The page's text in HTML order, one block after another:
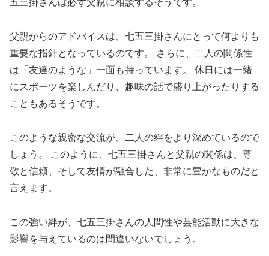
五三掛さんは必ず父親に相談するそうです。
父親からのアドバイスは、七五三掛さんにとって何よりも
重要な指針となっているのです。 さらに、二人の関係性
は「友達のような」一面も持っています。 休日には一緒
にスポーツを楽しんだり、趣味の話で盛り上がったりする
こともあるそうです。
このような親密な交流が、二人の絆をより深めているので
しょう。 このように、七五三掛さんと父親の関係は、尊
敬と信頼、そして友情が融合した、非常に豊かなものだと
言えます。
この強い絆が、七五三掛さんの人間性や芸能活動に大きな
影響を与えているのは間違いないでしょう。